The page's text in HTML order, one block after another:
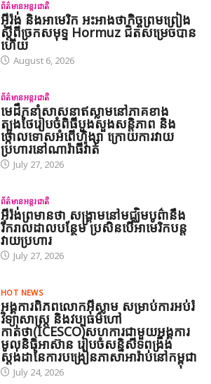
ព័ត៌មានអន្តរជាតិ
អ៊ីរ៉ង់ និងអាមេរិក អះអាងថាកិច្ចព្រមព្រៀង
ស្តីពីច្រកសមុទ្ទ Hormuz ជិតសម្រេចបាន
ហើយ
August 6, 2026
ព័ត៌មានអន្តរជាតិ
មេដឹកនាំសាសនាឥស្លាមនៅភាគខាង
ត្បូងថៃរៀបចំពិធីបួងសួងសន្តិភាព និង
ថ្កោលទោសអំពើហិង្សា ក្រោយការវាយ
ប្រហារនៅណារ៉ាធីវ៉ាត់
July 27, 2026
ព័ត៌មានអន្តរជាតិ
អ៊ីរ៉ង់ព្រមានថា សង្គ្រាមនៅមជ្ឈិមបូព៌ានឹង
រីករាលដាលបន្ថែម ប្រសិនបើអាមេរិកបន្ត
វាយប្រហារ
July 27, 2026
HOT NEWS
អង្គការពិភពលោកអ៊ីស្លាម សម្រាប់ការអប់រំ
វិទ្យាសាស្ត្រ និងវប្បធម៌ហៅ
កាត់ថា(ICESCO)សហការជាមួយអង្គការ
មូលនិធិអាស៊ាន រៀបចំសន្និសីទពង្រឹង
ស្តង់ដានៃការបង្រៀនភាសាអារ៉ាប់នៅកម្ពុជា
July 24, 2026